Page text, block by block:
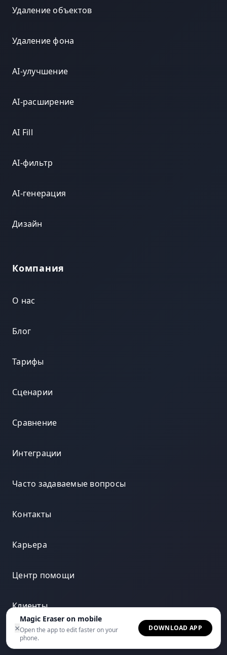
×
Magic Eraser on mobile
Open the app to edit faster on your
phone.
DOWNLOAD APP
Удаление объектов
Удаление фона
AI-улучшение
AI-расширение
AI Fill
AI-фильтр
AI-генерация
Дизайн
Компания
О нас
Блог
Тарифы
Сценарии
Сравнение
Интеграции
Часто задаваемые вопросы
Контакты
Карьера
Центр помощи
Клиенты
Глоссарий